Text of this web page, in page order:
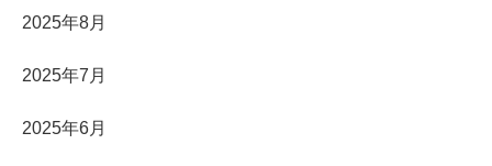
2025年8月
2025年7月
2025年6月